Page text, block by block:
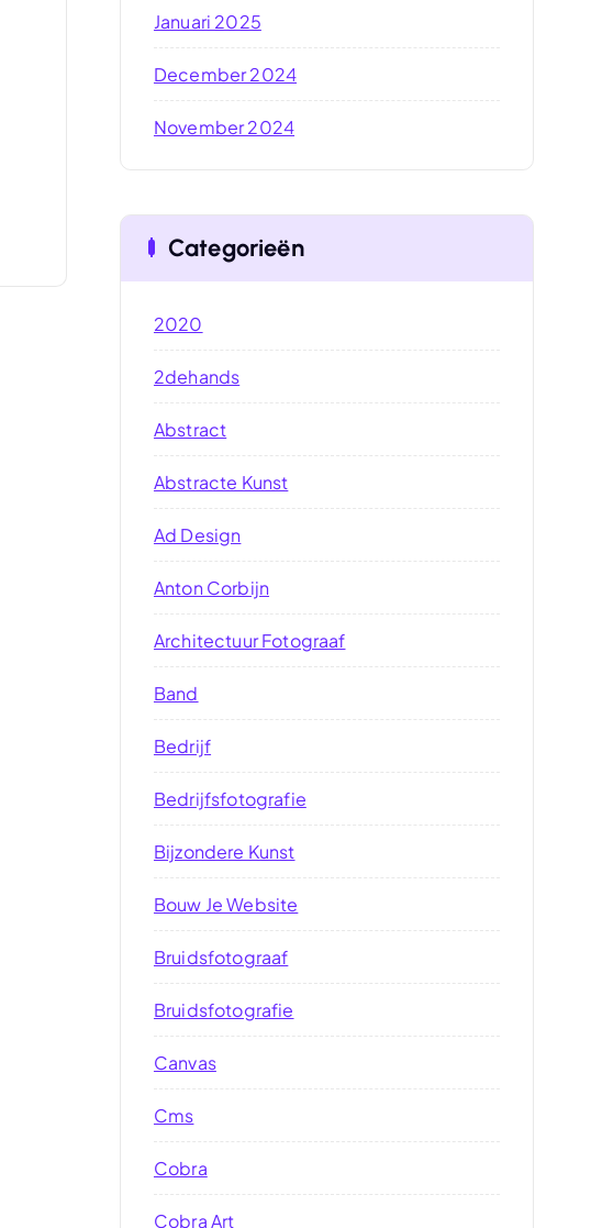
Januari 2025
December 2024
November 2024
Categorieën
2020
2dehands
Abstract
Abstracte Kunst
Ad Design
Anton Corbijn
Architectuur Fotograaf
Band
Bedrijf
Bedrijfsfotografie
Bijzondere Kunst
Bouw Je Website
Bruidsfotograaf
Bruidsfotografie
Canvas
Cms
Cobra
Cobra Art